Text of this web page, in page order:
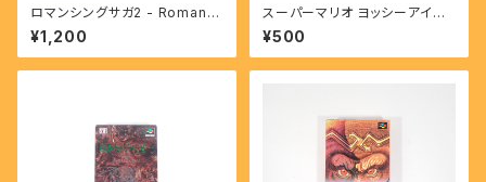
ロマンシングサガ2 - Romanci
ng Sa・Ga 2 【SFC】
¥1,200
スーパーマリオ ヨッシーアイラ
ンド - SUPER MARIO YOSS
Y ISLAND 【SFC】
¥500